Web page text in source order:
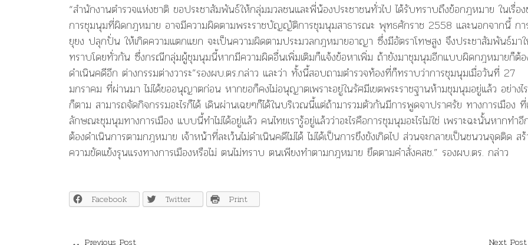
“สำนักงานตำรวจแห่งชาติ ขอประชาสัมพันธ์ให้กลุ่มมวลชนและพี่น้องประชาชนทั่วไป ได้รับทราบถึงข้อกฎหมาย ในเรื่อ
การชุมนุมที่ผิดกฎหมาย อาจมีความผิดตามพระราชบัญญัติการชุมนุมสาธารณะ พุทธศักราช 2558 และนอกจากนี้ กา
ยุยง ปลุกปั่น ให้เกิดความแตกแยก จะเป็นความผิดตามประมวลกฎหมายอาญา ซึ่งมีอัตราโทษสูง จึงประชาสัมพันธ์มา
ทราบโดยทั่วกัน ซึ่งกรณีกลุ่มผู้ชุมนุมนี้หากมีความผิดอื่นเพิ่มเติมก็แจ้งข้อหาเพิ่ม ถ้ายังมาชุมนุมอีกแบบผิดกฎหมายก็ต้
ดำเนินคดีอีก ต่างกรรมต่างวาระ”รองผบ.ตร.กล่าว และว่า ทั้งนี้สอบถามตำรวจท้องที่ก็ทราบว่าการชุมนุมเมื่อวันที่ 27
มกราคม ที่ผ่านมา ไม่ได้ขออนุญาตก่อน หากขอก็คงไม่อนุญาตเพราะอยู่ในรัศมีเขตพระราชฐานห้ามชุมนุมอยู่แล้ว อย่างไร
ก็ตาม สามารถจัดกิจกรรมอะไรก็ได้ เดินผ่านเฉยๆก็ได้ในบริเวณนี้แต่ถ้ามารวมตัวกันมีการพูดจาปราศรัย ทางการเมือง ที่
ลักษณะชุมนุมทางการเมือง แบบนี้ทำไม่ได้อยู่แล้ว คนไทยเรารู้อยู่แล้วว่าอะไรคือการชุมนุมอะไรไม่ใช่ เพราะฉะนั้นหากทำ
ต้องดำเนินการตามกฎหมาย เจ้าหน้าที่ละเว้นไม่ดำเนินคดีไม่ได้ ไม่ได้เป็นการขึงขังเกิดไป ส่วนจะกลายเป็นชนวนจุดติด ส
ความขัดแย้งรุนแรงทางการเมืองหรือไม่ ตนไม่ทราบ ตนเพียงทำตามกฎหมาย ยึดตามคำสั่งคสช.” รองผบ.ตร. กล่าว
Facebook Twitter Print
Previous Post Next Post